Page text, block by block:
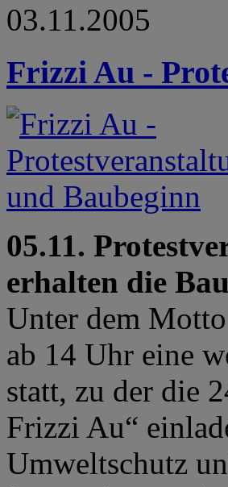
03.11.2005
Frizzi Au -
05.11.
erhalten die
Unter dem
ab 14 Uhr eine
statt, zu der die
Frizzi Au“
Umweltschutz